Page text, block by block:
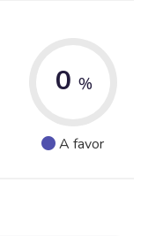
0 %
A favor